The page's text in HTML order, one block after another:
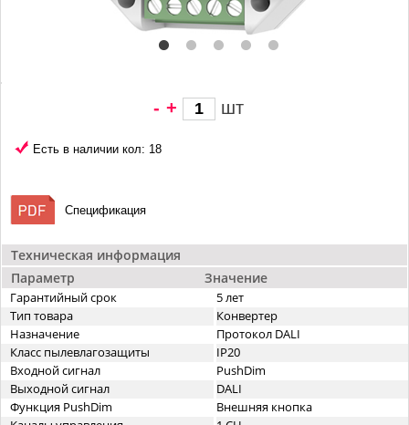
Техническая информация
Параметр
Значение
Гарантийный срок
5 лет
Тип товара
Конвертер
Назначение
Протокол DALI
Класс пылевлагозащиты
IP20
Входной сигнал
PushDim
Выходной сигнал
DALI
Функция PushDim
Внешняя кнопка
- + шт
Есть в наличии кол: 18
Спецификация